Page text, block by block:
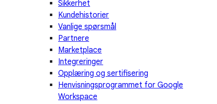
Sikkerhet
Kundehistorier
Vanlige spørsmål
Partnere
Marketplace
Integreringer
Opplæring og sertifisering
Henvisningsprogrammet for Google
Workspace